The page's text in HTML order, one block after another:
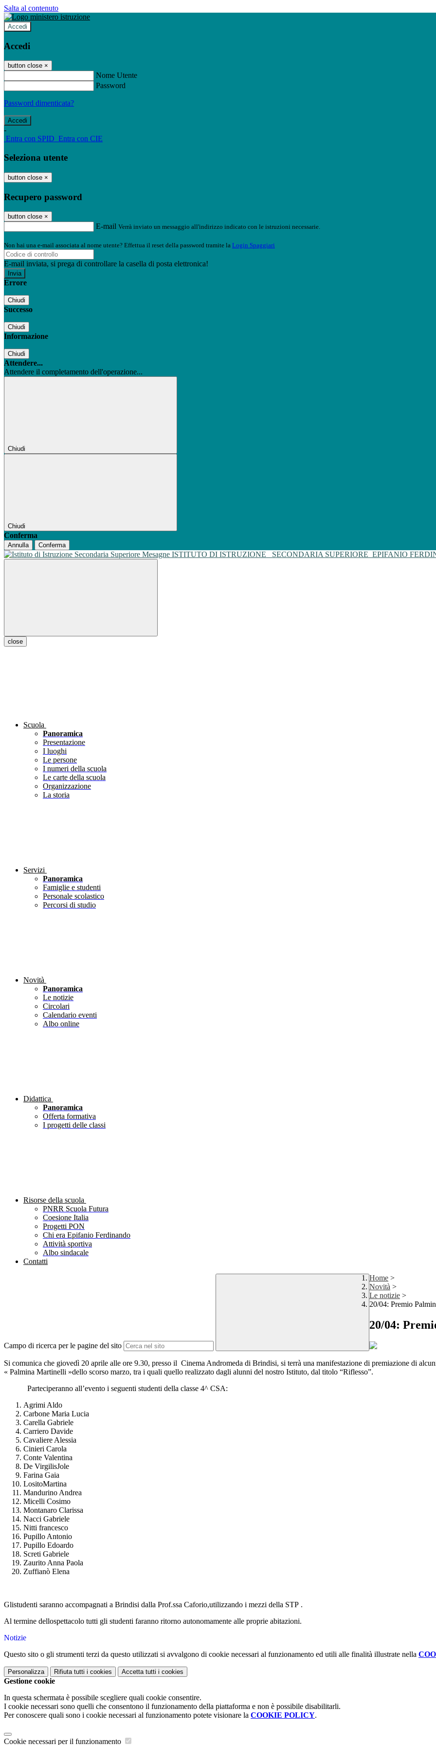
Salta al contenuto
Accedi
Accedi
button close ×
Nome Utente
Password
Password dimenticata?
-
Entra con SPID Entra con CIE
Seleziona utente
button close ×
Recupero password
button close ×
E-mail Verrà inviato un messaggio all'indirizzo indicato con le istruzioni necessarie.
Non hai una e-mail associata al nome utente? Effettua il reset della password tramite la Login Spaggiari
E-mail inviata, si prega di controllare la casella di posta elettronica!
Errore
Chiudi
Successo
Chiudi
Informazione
Chiudi
Attendere...
Attendere il completamento dell'operazione...
Chiudi
Chiudi
Conferma
Annulla Conferma
ISTITUTO DI ISTRUZIONE SECONDARIA SUPERIORE EPIFANIO
close
Scuola
Panoramica
Presentazione
I luoghi
Le persone
I numeri della scuola
Le carte della scuola
Organizzazione
La storia
Servizi
Panoramica
Famiglie e studenti
Personale scolastico
Percorsi di studio
Novità
Panoramica
Le notizie
Circolari
Calendario eventi
Albo online
Didattica
Panoramica
Offerta formativa
I progetti delle classi
Risorse della scuola
PNRR Scuola Futura
Coesione Italia
Progetti PON
Chi era Epifanio Ferdinando
Attività sportiva
Albo sindacale
Contatti
Campo di ricerca per le pagine del sito
Home >
Novità >
Le notizie >
20/04: Premio
20/04:
Si comunica che giovedì 20 aprile alle ore 9.30, presso il Cinema Andromeda di Brindisi, si terrà una manifestazione di premiazione di
« Palmina Martinelli »dello scorso marzo, tra i quali quello realizzato dagli alunni del nostro Istituto, dal titolo “Riflesso”.
Parteciperanno all’evento i seguenti studenti della classe 4^ CSA:
Agrimi Aldo
Carbone Maria Lucia
Carella Gabriele
Carriero Davide
Cavaliere Alessia
Cinieri Carola
Conte Valentina
De VirgilisJole
Farina Gaia
LositoMartina
Mandurino Andrea
Micelli Cosimo
Montanaro Clarissa
Nacci Gabriele
Nitti francesco
Pupillo Antonio
Pupillo Edoardo
Screti Gabriele
Zaurito Anna Paola
Zuffianò Elena
Glistudenti saranno accompagnati a Brindisi dalla Prof.ssa Caforio,utilizzando i mezzi della STP .
Al termine dellospettacolo tutti gli studenti faranno ritorno autonomamente alle proprie abitazioni.
Notizie
Questo sito o gli strumenti terzi da questo utilizzati si avvalgono di cookie necessari al funzionamento ed utili alle finalità illustrate nella
Personalizza Rifiuta tutti i cookies Accetta tutti i cookies
Gestione cookie
In questa schermata è possibile scegliere quali cookie consentire.
I cookie necessari sono quelli che consentono il funzionamento della piattaforma e non è possibile disabilitarli.
Per conoscere quali sono i cookie necessari al funzionamento potete visionare la COOKIE POLICY.
Cookie necessari per il funzionamento